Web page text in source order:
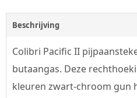
Beschrijving
Colibri Pacific II
butaangas. Deze
kleuren zwart-chroom gun